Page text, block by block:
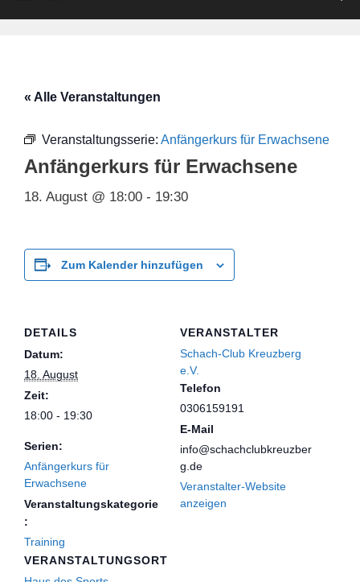
« Alle Veranstaltungen
Veranstaltungsserie: Anfängerkurs für Erwachsene
Anfängerkurs für Erwachsene
18. August @ 18:00 - 19:30
Zum Kalender hinzufügen
DETAILS
Datum:
18. August
Zeit:
18:00 - 19:30
Serien:
Anfängerkurs für
Erwachsene
Veranstaltungskategorie
:
Training
VERANSTALTUNGSORT
VERANSTALTER
Schach-Club Kreuzberg
e.V.
Telefon
0306159191
E-Mail
info@schachclubkreuzber
g.de
Veranstalter-Website
anzeigen